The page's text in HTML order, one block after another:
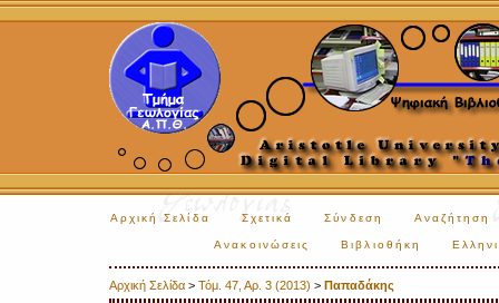
Αρχική Σελίδα Σχετικά Σύνδεση Αναζήτηση
Ανακοινώσεις Βιβλιοθήκη
Αρχική Σελίδα > Τόμ. 47, Αρ. 3 (2013) > Παπαδάκης